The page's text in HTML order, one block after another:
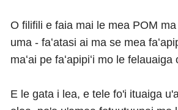
O filifili e faia mai le mea POM
uma - faʻatasi ai ma se mea
maʻai pe faʻapipiʻi mo le
E le gata i lea, e tele fo'i ituaiga